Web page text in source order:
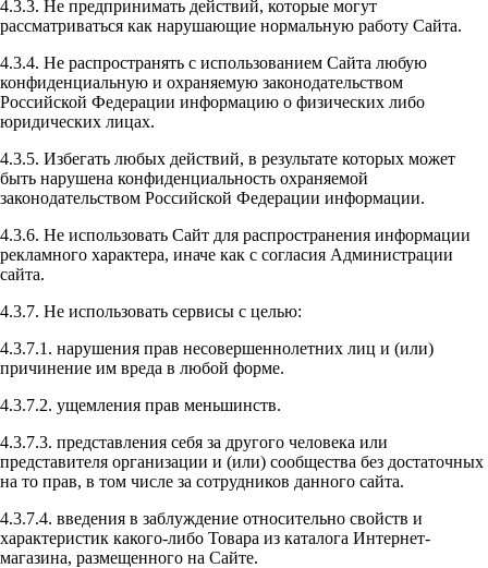
4.3.3. Не предпринимать действий, которые могут
рассматриваться как нарушающие нормальную работу Сайта.
4.3.4. Не распространять с использованием Сайта любую
конфиденциальную и охраняемую законодательством
Российской Федерации информацию о физических либо
юридических лицах.
4.3.5. Избегать любых действий, в результате которых может
быть нарушена конфиденциальность охраняемой
законодательством Российской Федерации информации.
4.3.6. Не использовать Сайт для распространения информации
рекламного характера, иначе как с согласия Администрации
сайта.
4.3.7. Не использовать сервисы с целью:
4.3.7.1. нарушения прав несовершеннолетних лиц и (или)
причинение им вреда в любой форме.
4.3.7.2. ущемления прав меньшинств.
4.3.7.3. представления себя за другого человека или
представителя организации и (или) сообщества без достаточных
на то прав, в том числе за сотрудников данного сайта.
4.3.7.4. введения в заблуждение относительно свойств и
характеристик какого-либо Товара из каталога Интернет-
магазина, размещенного на Сайте.